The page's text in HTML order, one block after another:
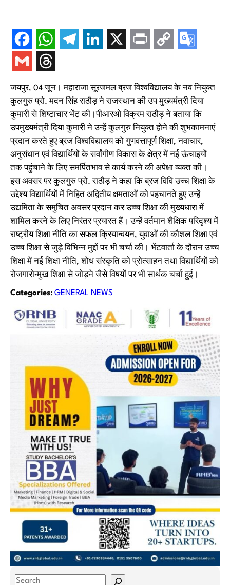
जयपुर, 04 जून। महाराजा सूरजमल ब्रज विश्वविद्यालय के नव नियुक्त
कुलगुरु प्रो. मदन सिंह राठौड़ ने राजस्थान की उप मुख्यमंत्री दिया
कुमारी से शिष्टाचार भेंट की।पीआरओ विक्रम राठौड़ ने बताया कि
उपमुख्यमंत्री दिया कुमारी ने उन्हें कुलगुरु नियुक्त होने की शुभकामनाएं
प्रदान करते हुए ब्रज विश्वविद्यालय को गुणवत्तापूर्ण शिक्षा, नवाचार,
अनुसंधान एवं विद्यार्थियों के सर्वांगीण विकास के क्षेत्र में नई ऊंचाइयों
तक पहुंचाने के लिए समर्पितभाव से कार्य करने की अपेक्षा व्यक्त की।
इस अवसर पर कुलगुरु प्रो. राठौड़ ने कहा कि ब्रज विवि उच्च शिक्षा के
उद्देश्य विद्यार्थियों में निहित अद्वितीय क्षमताओं को पहचानते हुए उन्हें
उद्यमिता के समुचित अवसर प्रदान कर उच्च शिक्षा की मुख्यधारा में
शामिल करने के लिए निरंतर प्रयारत हैं। उन्हें वर्तमान शैक्षिक परिदृश्य में
राष्ट्रीय शिक्षा नीति का सफल क्रियान्वयन, युवाओं की कौशल शिक्षा एवं
उच्च शिक्षा से जुड़े विभिन्न मुद्दों पर भी चर्चा की। भेंटवार्ता के दौरान उच्च
शिक्षा में नई शिक्षा नीति, शोध संस्कृति को प्रोत्साहन तथा विद्यार्थियों को
रोजगारोन्मुख शिक्षा से जोड़ने जैसे विषयों पर भी सार्थक चर्चा हुई।
Categories: GENERAL NEWS
S